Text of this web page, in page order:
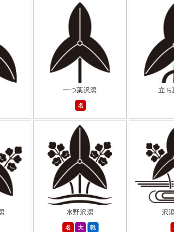
一つ葉沢瀉
名
立ち
水野沢瀉
名
大 戦
沢